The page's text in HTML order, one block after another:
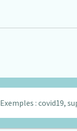
Exemples : covid19,